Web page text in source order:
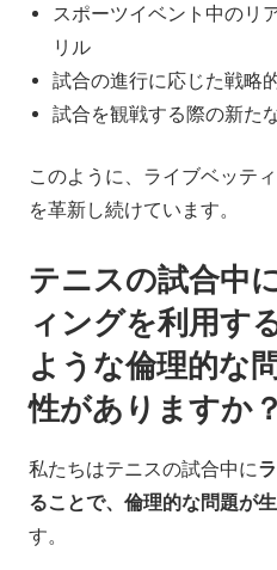
スポーツイベント中のリ
リル
試合の進行に応じた戦略
試合を観戦する際の新た
このように、ライブベッテ
を革新し続けています。
テニスの試合中
ィングを利用す
ような倫理的な
性がありますか？
私たちはテニスの試合中に
ることで、倫理的な問題が
す。